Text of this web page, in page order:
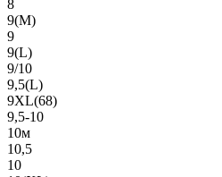
8
9(М)
9
9(L)
9/10
9,5(L)
9XL(68)
9,5-10
10м
10,5
10